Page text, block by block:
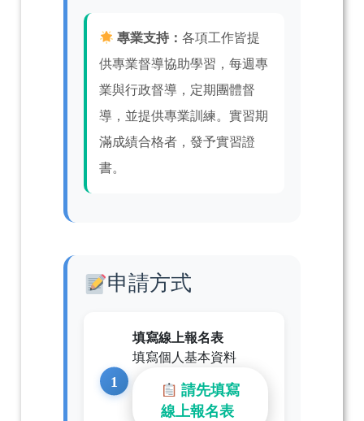
專業支持： 各項工作皆提
供專業督導協助學習，每週專
業與行政督導，定期團體督
導，並提供專業訓練。實習期
滿成績合格者，發予實習證
書。
申請方式
填寫線上報名表
填寫個人基本資料
請先填寫
線上報名表